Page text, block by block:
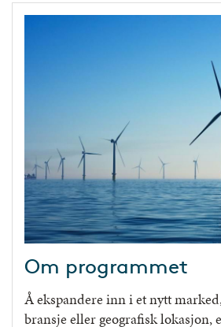
Om programmet
Å ekspandere inn i et nytt
bransje eller geografisk lokasjon,